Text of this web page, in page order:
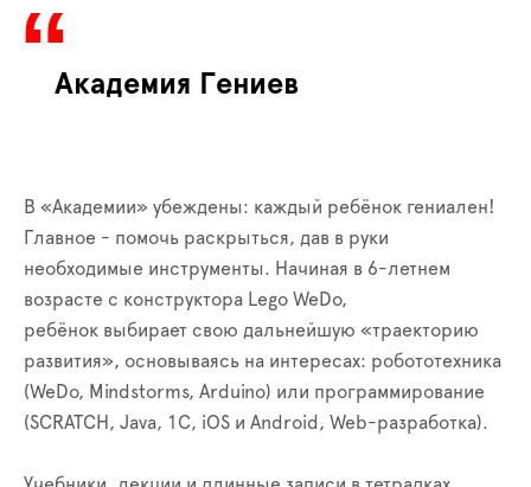
Академия Гениев
В «Академии» убеждены: каждый ребёнок гениален!
Главное - помочь раскрыться, дав в руки
необходимые инструменты. Начиная в 6-летнем
возрасте с конструктора Lego WeDo,
ребёнок выбирает свою дальнейшую «траекторию
развития», основываясь на интересах: робототехника
(WeDo, Mindstorms, Arduino) или программирование
(SCRATCH, Java, 1C, iOS и Android, Web-разработка).